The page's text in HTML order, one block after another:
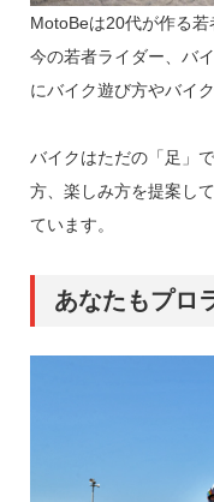
MotoBeは20代が作る若
今の若者ライダー、バ
にバイク遊び方やバイ
バイクはただの「足」
方、楽しみ方を提案し
ています。
あなたもプロ